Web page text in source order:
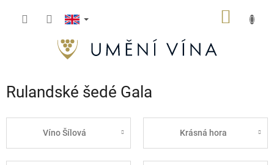
Rulandské šedé Gala
Víno Šílová Krásná hora